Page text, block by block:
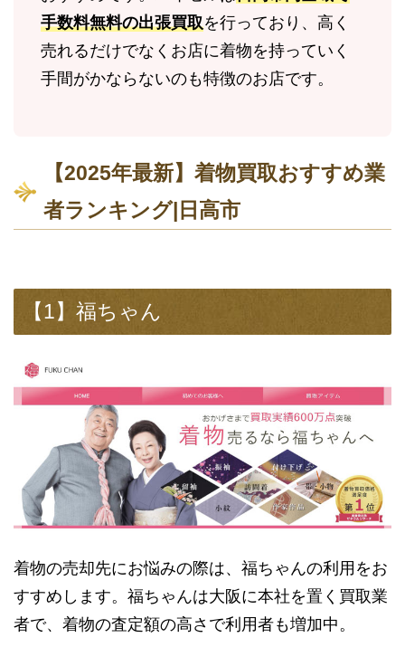
手数料無料の出張買取を行っており、高く
売れるだけでなくお店に着物を持っていく
手間がかならないのも特徴のお店です。
【2025年最新】着物買取おすすめ業
者ランキング|日高市
【1】福ちゃん
着物の売却先にお悩みの際は、福ちゃんの利用をお
すすめします。福ちゃんは大阪に本社を置く買取業
者で、着物の査定額の高さで利用者も増加中。